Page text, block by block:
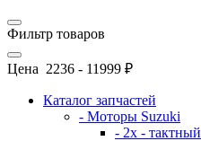
Фильтр товаров
Цена 2236 - 11999 ₽
Каталог запчастей
- Моторы Suzuki
- 2x - тактный